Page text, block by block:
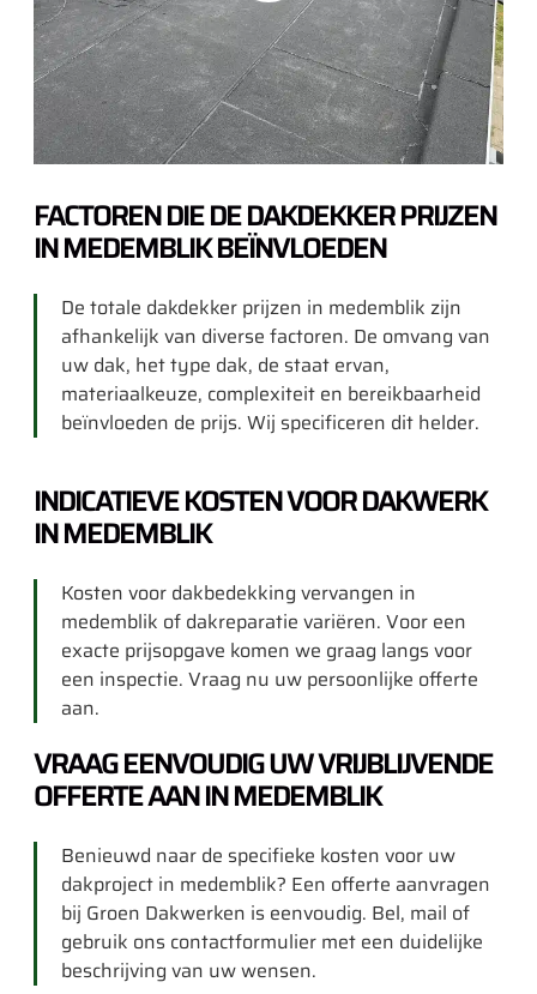
FACTOREN DIE DE DAKDEKKER PRIJZEN
IN MEDEMBLIK BEÏNVLOEDEN
De totale dakdekker prijzen in medemblik zijn
afhankelijk van diverse factoren. De omvang van
uw dak, het type dak, de staat ervan,
materiaalkeuze, complexiteit en bereikbaarheid
beïnvloeden de prijs. Wij specificeren dit helder.
INDICATIEVE KOSTEN VOOR DAKWERK
IN MEDEMBLIK
Kosten voor dakbedekking vervangen in
medemblik of dakreparatie variëren. Voor een
exacte prijsopgave komen we graag langs voor
een inspectie. Vraag nu uw persoonlijke offerte
aan.
VRAAG EENVOUDIG UW VRIJBLIJVENDE
OFFERTE AAN IN MEDEMBLIK
Benieuwd naar de specifieke kosten voor uw
dakproject in medemblik? Een offerte aanvragen
bij Groen Dakwerken is eenvoudig. Bel, mail of
gebruik ons contactformulier met een duidelijke
beschrijving van uw wensen.